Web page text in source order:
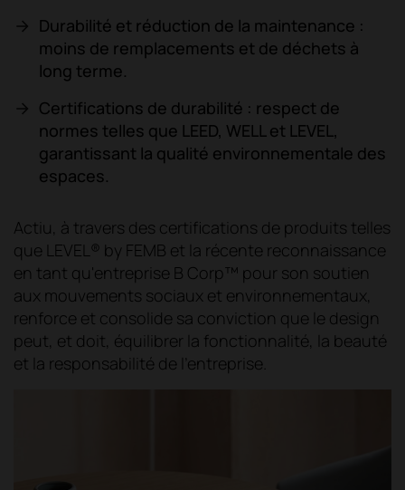
Durabilité et réduction de la maintenance :
moins de remplacements et de déchets à
long terme.
Certifications de durabilité : respect de
normes telles que LEED, WELL et LEVEL,
garantissant la qualité environnementale des
espaces.
Actiu, à travers des certifications de produits telles
que LEVEL® by FEMB et la récente reconnaissance
en tant qu'entreprise B Corp™ pour son soutien
aux mouvements sociaux et environnementaux,
renforce et consolide sa conviction que le design
peut, et doit, équilibrer la fonctionnalité, la beauté
et la responsabilité de l'entreprise.